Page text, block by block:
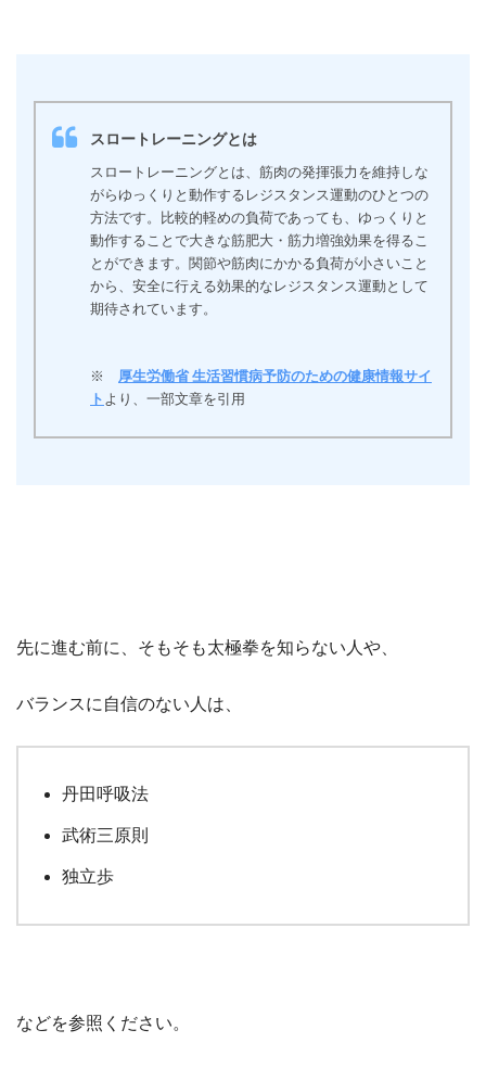
スロートレーニングとは
スロートレーニングとは、筋肉の発揮張力を維持しな
がらゆっくりと動作するレジスタンス運動のひとつの
方法です。比較的軽めの負荷であっても、ゆっくりと
動作することで大きな筋肥大・筋力増強効果を得るこ
とができます。関節や筋肉にかかる負荷が小さいこと
から、安全に行える効果的なレジスタンス運動として
期待されています。
※ 厚生労働省 生活習慣病予防のための健康情報サイ
ト より、一部文章を引用
先に進む前に、そもそも太極拳を知らない人や、
バランスに自信のない人は、
丹田呼吸法
武術三原則
独立歩
などを参照ください。